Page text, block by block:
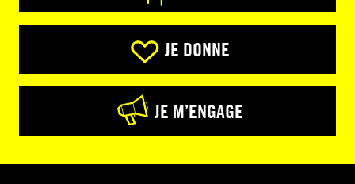
JE DONNE
JE M’ENGAGE